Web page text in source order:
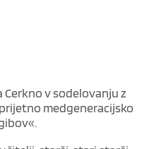
Cerkno v sodelovanju z
medgeneracijsko